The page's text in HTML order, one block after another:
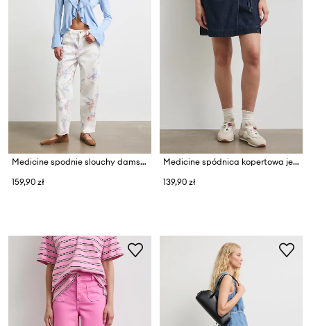
Medicine spodnie slouchy damskie z lyocellem
159,90 zł
Medicine spódnica kopertowa jeansowa
139,90 zł